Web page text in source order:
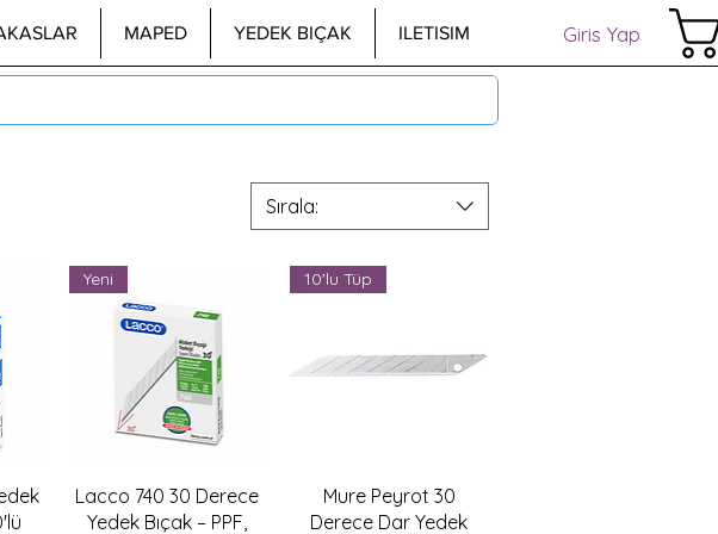
MAPED YEDEK BIÇAK ILETISIM Giris Yap
Sırala:
Hızlı Bakış
Yeni
Lacco 740 30 Derece
Yedek Bıçak – PPF,
Hızlı Bakış
10'lu Tüp
Mure Peyrot 30
Derece Dar Yedek